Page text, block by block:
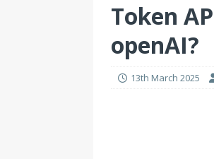
Token
openAI?
13th March 2025